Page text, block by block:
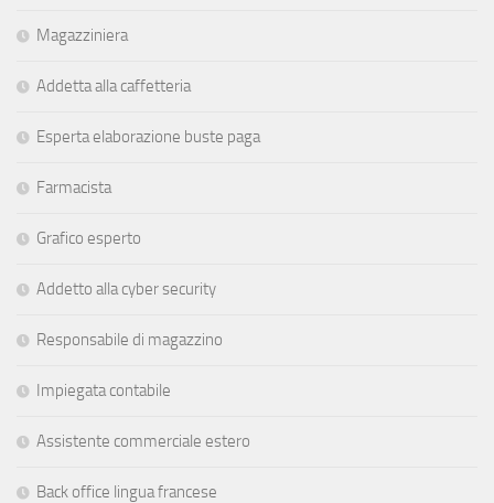
Magazziniera
Addetta alla caffetteria
Esperta elaborazione buste paga
Farmacista
Grafico esperto
Addetto alla cyber security
Responsabile di magazzino
Impiegata contabile
Assistente commerciale estero
Back office lingua francese